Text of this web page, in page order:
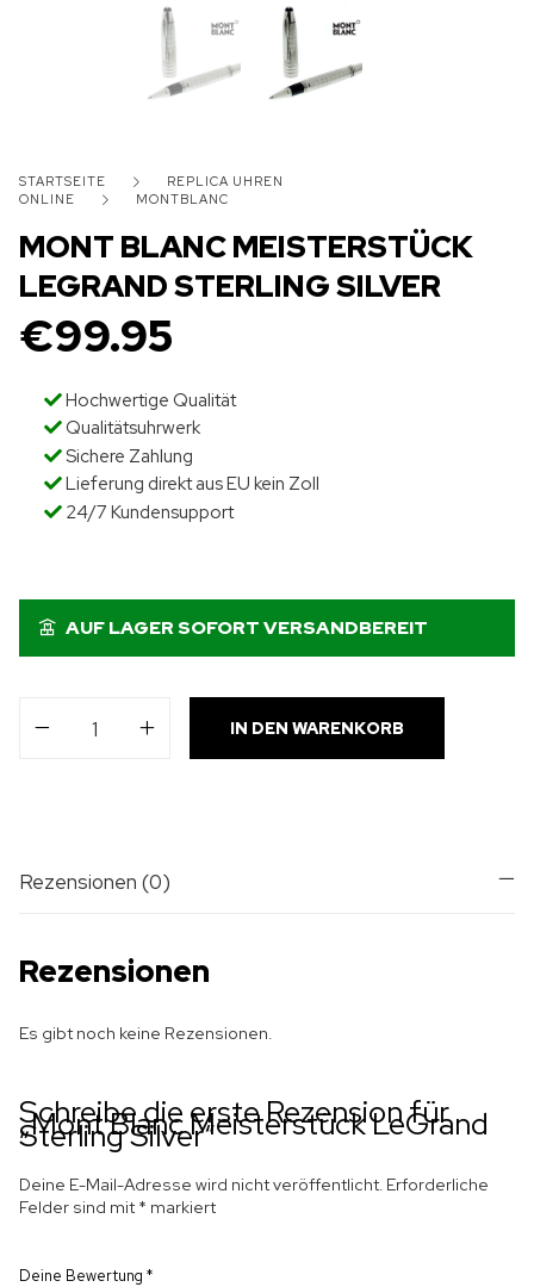
STARTSEITE
REPLICA UHREN
ONLINE
MONTBLANC
MONT BLANC MEISTERSTÜCK
LEGRAND STERLING SILVER
€99.95
Hochwertige Qualität
Qualitätsuhrwerk
Sichere Zahlung
Lieferung direkt aus EU kein Zoll
24/7 Kundensupport
AUF LAGER SOFORT VERSANDBEREIT
IN DEN WARENKORB
Rezensionen (0)
Rezensionen
Es gibt noch keine Rezensionen.
Schreibe die erste Rezension für
„Mont Blanc Meisterstück LeGrand
Sterling Silver“
Deine E-Mail-Adresse wird nicht veröffentlicht. Erforderliche
Felder sind mit * markiert
Deine Bewertung *